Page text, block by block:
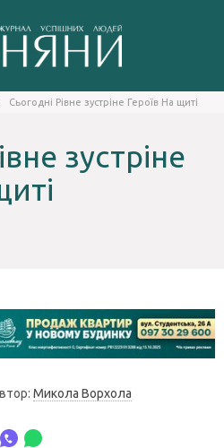
Сьогодні Рівне зустріне Героїв На щиті
зустріне
Микола Ворхола